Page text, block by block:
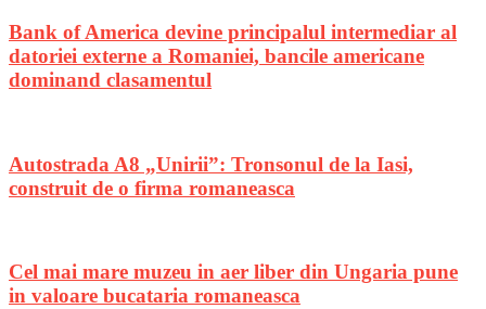
Bank of America devine principalul intermediar al
datoriei externe a Romaniei, bancile americane
dominand clasamentul
Autostrada A8 „Unirii”: Tronsonul de la Iasi,
construit de o firma romaneasca
Cel mai mare muzeu in aer liber din Ungaria pune
in valoare bucataria romaneasca